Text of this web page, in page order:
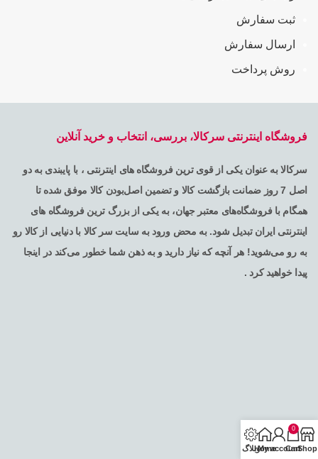
ثبت سفارش
ارسال سفارش
روش پرداخت
فروشگاه اینترنتی سرکالا، بررسی، انتخاب و خرید آنلاین
سرکالا به عنوان یکی از قوی ترین فروشگاه های اینترنتی ، با پایبندی به دو
اصل 7 روز ضمانت بازگشت کالا و تضمین اصل‌بودن کالا موفق شده تا
همگام با فروشگاه‌های معتبر جهان، به یکی از بزرگ ترین فروشگاه های
اینترنتی ایران تبدیل شود. به محض ورود به سایت سر کالا با دنیایی از کالا رو
به رو می‌شوید! هر آنچه که نیاز دارید و به ذهن شما خطور می‌کند در اینجا
پیدا خواهید کرد .
Shop
0
Cart
My account
Homeوبلاگ